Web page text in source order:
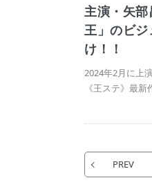
主演・矢
王」のビ
け！！
2024年2月に上
《王ステ》最
PREV